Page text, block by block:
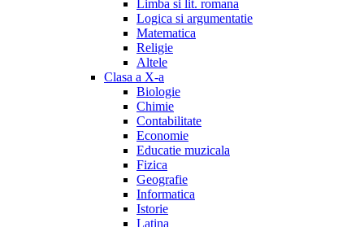
Limba si lit. romana
Logica si argumentatie
Matematica
Religie
Altele
Clasa a X-a
Biologie
Chimie
Contabilitate
Economie
Educatie muzicala
Fizica
Geografie
Informatica
Istorie
Latina